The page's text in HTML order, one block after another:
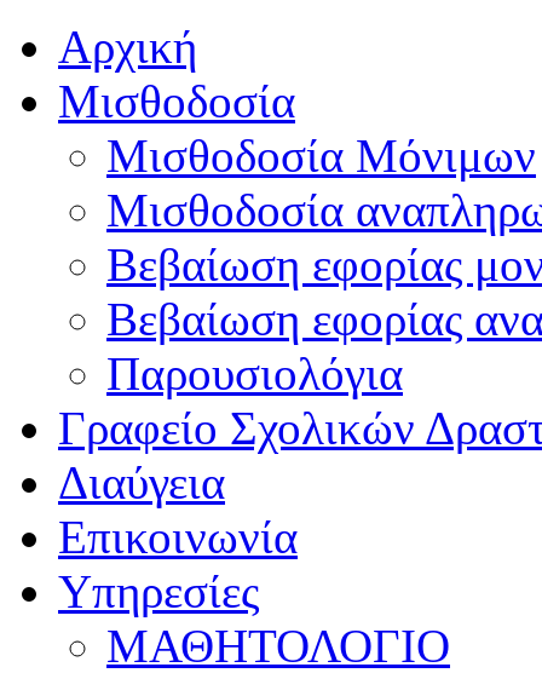
Αρχική
Μισθοδοσία
Μισθοδοσία Μόνιμων
Μισθοδοσία
Βεβαίωση εφορίας
Βεβαίωση εφορίας
Παρουσιολόγια
Γραφείο Σχολικών
Διαύγεια
Επικοινωνία
Υπηρεσίες
ΜΑΘΗΤΟΛΟΓΙΟ